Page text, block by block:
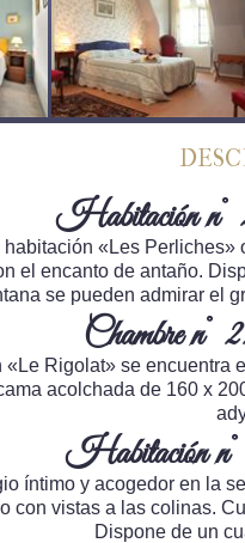
Habitación n°
«Les
el encanto de antaño.
se pueden admirar el
Chambre
Rigolat» se
acolchada de 160 x
Habitación
íntimo y acogedor en la
con vistas a las colinas.
Dispone de un